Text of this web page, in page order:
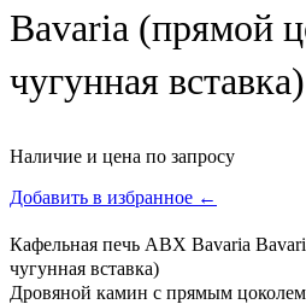
Bavaria (прямой
чугунная вставка)
Наличие и цена по запросу
Добавить в избранное ←
Кафельная печь ABX Bavaria
чугунная вставка)
Дровяной камин с прямым цоколем